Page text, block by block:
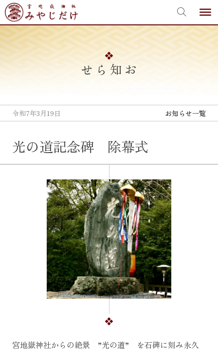
Skip
to
content
お知らせ
令和7年3月19日 お知らせ一覧
光の道記念碑 除幕式
宮地嶽神社からの絶景 ”光の道” を石碑に刻み永久